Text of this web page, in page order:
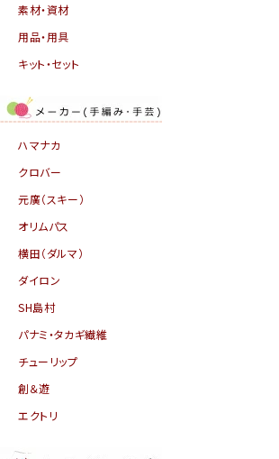
素材・資材
用品・用具
キット・セット
ハマナカ
クロバー
元廣（スキー）
オリムパス
横田（ダルマ）
ダイロン
SH島村
パナミ・タカギ繊維
チューリップ
創＆遊
エクトリ